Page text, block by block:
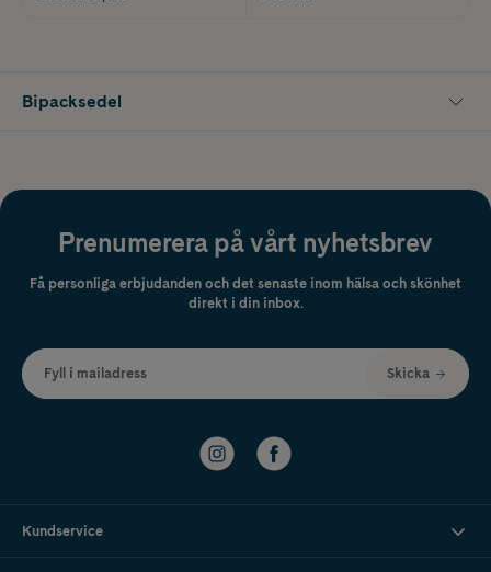
Bipacksedel
Prenumerera på vårt nyhetsbrev
Få personliga erbjudanden och det senaste inom hälsa och skönhet
direkt i din inbox.
Fyll i mailadress Skicka
Kundservice